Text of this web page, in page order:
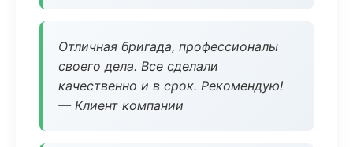
Отличная бригада, профессионалы
своего дела. Все сделали
качественно и в срок. Рекомендую!
— Клиент компании